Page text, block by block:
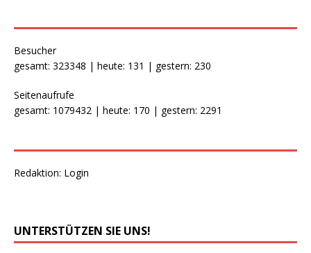
Besucher
gesamt: 323348 | heute: 131 | gestern: 230
Seitenaufrufe
gesamt: 1079432 | heute: 170 | gestern: 2291
Redaktion: Login
UNTERSTÜTZEN SIE UNS!